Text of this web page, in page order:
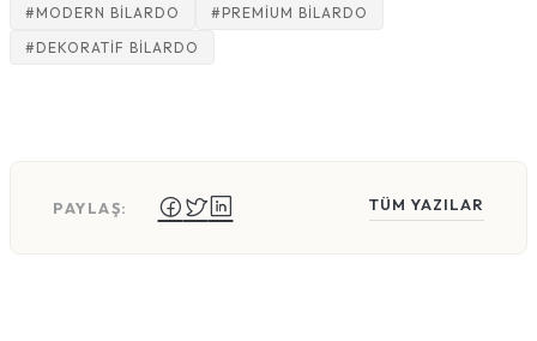
#MODERN BILARDO
#PREMIUM BILARDO
#DEKORATIF BILARDO
PAYLAŞ: TÜM YAZILAR